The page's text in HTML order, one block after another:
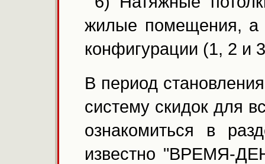
жилые помещения, а
конфигурации (1, 2 и
В период
систему скидок для
ознакомиться в
известно "ВРЕМЯ-